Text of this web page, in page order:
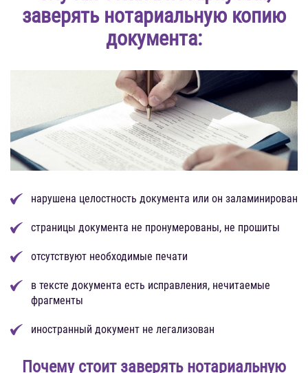
заверять нотариальную копию
документа:
нарушена целостность документа или он заламинирован
страницы документа не пронумерованы, не прошиты
отсутствуют необходимые печати
в тексте документа есть исправления, нечитаемые
фрагменты
иностранный документ не легализован
Почему стоит заверять нотариальную